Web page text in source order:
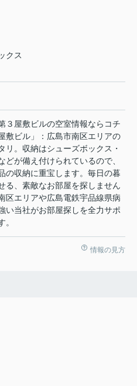
クス
３屋敷ビルの空室情報ならコチ
敷ビル」：広島市南区エリアの
リ。収納はシューズボックス・
どが備え付けられているので、
の収納に重宝します。毎日の暮
る、素敵なお部屋を探しません
区エリアや広島電鉄宇品線県病
い当社がお部屋探しを全力サポ
。
情報の見方